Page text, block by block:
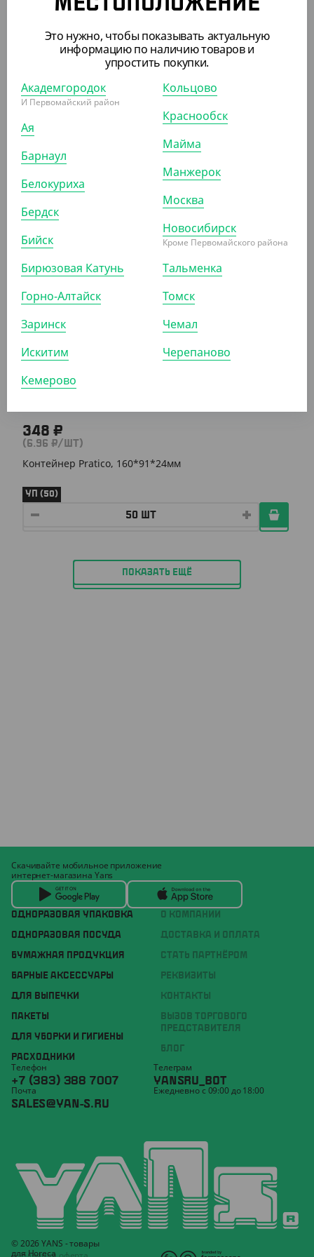
УП (50) КОР (300)
610 ₽
Салатник Eco OpSalad 800 мл. Черный, DoEco без
348 ₽
(6.96 ₽/ШТ)
Контейнер Pratico, 160*91*24мм
УП (50)
ПОКАЗАТЬ ЕЩЁ
ОДНОРАЗОВАЯ УПАКОВКА
ОДНОРАЗОВАЯ ПОСУДА
БУМАЖНАЯ ПРОДУКЦИЯ
БАРНЫЕ АКСЕССУАРЫ
ДЛЯ ВЫПЕЧКИ
ПАКЕТЫ
ДЛЯ УБОРКИ И ГИГИЕНЫ
РАСХОДНИКИ
О КОМПАНИИ
ДОСТАВКА И ОПЛАТА
СТАТЬ ПАРТНЁРОМ
РЕКВИЗИТЫ
КОНТАКТЫ
ВЫЗОВ ТОРГОВОГО
ПРЕДСТАВИТЕЛЯ
БЛОГ
Скачивайте мобильное приложение
интернет-магазина Yans
Телефон
+7 (383) 388 7007
Телеграм
YANSRU_BOT
Почта
SALES@YAN-S.RU
Ежедневно с 09:00 до 18:00
© 2026 YANS - товары
для Horeca
МЕСТОПОЛОЖЕНИЕ
Это нужно, чтобы показывать актуальную
информацию по наличию товаров и
упростить покупки.
Академгородок
И Первомайский район
Ая
Барнаул
Белокуриха
Бердск
Бийск
Бирюзовая Катунь
Горно-Алтайск
Заринск
Искитим
Кемерово
Кольцово
Краснообск
Майма
Манжерок
Москва
Новосибирск
Кроме Первомайского района
Тальменка
Томск
Чемал
Черепаново